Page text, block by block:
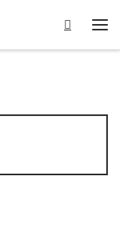
Search